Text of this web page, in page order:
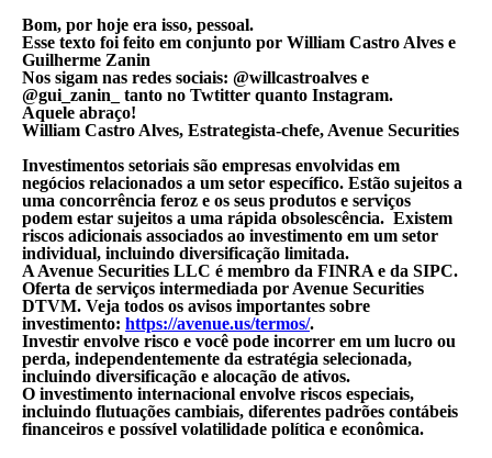
Bom, por hoje era isso, pessoal.
Esse texto foi feito em conjunto por William Castro Alves e
Guilherme Zanin
Nos sigam nas redes sociais: @willcastroalves e
@gui_zanin_ tanto no Twtitter quanto Instagram.
Aquele abraço!
William Castro Alves, Estrategista-chefe, Avenue Securities
Investimentos setoriais são empresas envolvidas em
negócios relacionados a um setor específico. Estão sujeitos a
uma concorrência feroz e os seus produtos e serviços
podem estar sujeitos a uma rápida obsolescência. Existem
riscos adicionais associados ao investimento em um setor
individual, incluindo diversificação limitada.
A Avenue Securities LLC é membro da FINRA e da SIPC.
Oferta de serviços intermediada por Avenue Securities
DTVM. Veja todos os avisos importantes sobre
investimento: https://avenue.us/termos/.
Investir envolve risco e você pode incorrer em um lucro ou
perda, independentemente da estratégia selecionada,
incluindo diversificação e alocação de ativos.
O investimento internacional envolve riscos especiais,
incluindo flutuações cambiais, diferentes padrões contábeis
financeiros e possível volatilidade política e econômica.